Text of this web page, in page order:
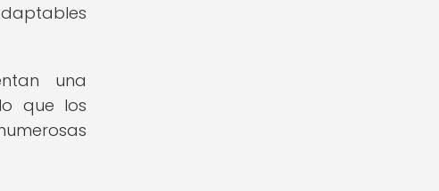
una
que los